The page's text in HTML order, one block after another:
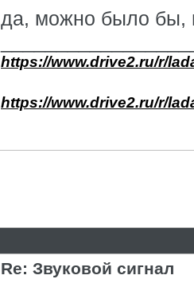
да, можно было бы,
https://www.drive2.ru/r/
https://www.drive2.ru/r/
Re: Звуковой сигнал